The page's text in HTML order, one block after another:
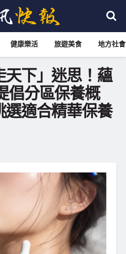
健康樂活 旅遊美食 地方社會
天下」迷思！蘊
倡分區保養概
適合精華保養